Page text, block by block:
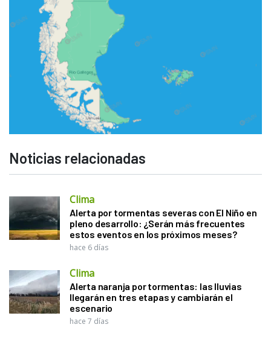
Noticias relacionadas
Clima
Alerta por tormentas severas con El Niño en
pleno desarrollo: ¿Serán más frecuentes
estos eventos en los próximos meses?
hace 6 días
Clima
Alerta naranja por tormentas: las lluvias
llegarán en tres etapas y cambiarán el
escenario
hace 7 días